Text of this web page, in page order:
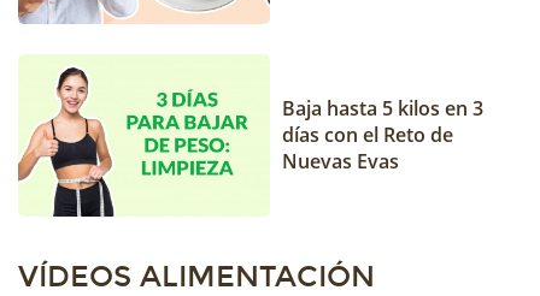
Baja hasta 5 kilos en 3
días con el Reto de
Nuevas Evas
VÍDEOS ALIMENTACIÓN